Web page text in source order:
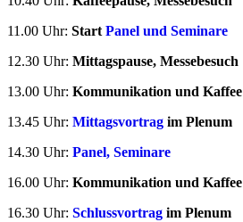
11.00 Uhr: Start Panel und Seminare
12.30 Uhr: Mittagspause, Messebesuch
13.00 Uhr: Kommunikation und Kaffee
13.45 Uhr: Mittagsvortrag im Plenum
14.30 Uhr: Panel, Seminare
16.00 Uhr: Kommunikation und Kaffee
16.30 Uhr: Schlussvortrag im Plenum